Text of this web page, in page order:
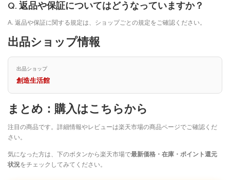
Q. 返品や保証についてはどうなっていますか？
A. 返品や保証に関する規定は、ショップごとの規定をご確認ください。
出品ショップ情報
出品ショップ
創造生活館
まとめ：購入はこちらから
注目の商品です。詳細情報やレビューは楽天市場の商品ページでご確認くだ
さい。
気になった方は、下のボタンから楽天市場で最新価格・在庫・ポイント還元
状況をチェックしてみてください。